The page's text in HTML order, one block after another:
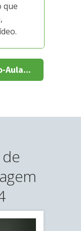
que
Aula...